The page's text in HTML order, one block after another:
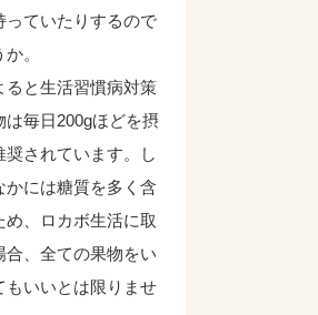
っていたりするので
。
ると生活習慣病対策
は毎日200gほどを摂
奨されています。し
かには糖質を多く含
め、ロカボ生活に取
合、全ての果物をい
もいいとは限りませ